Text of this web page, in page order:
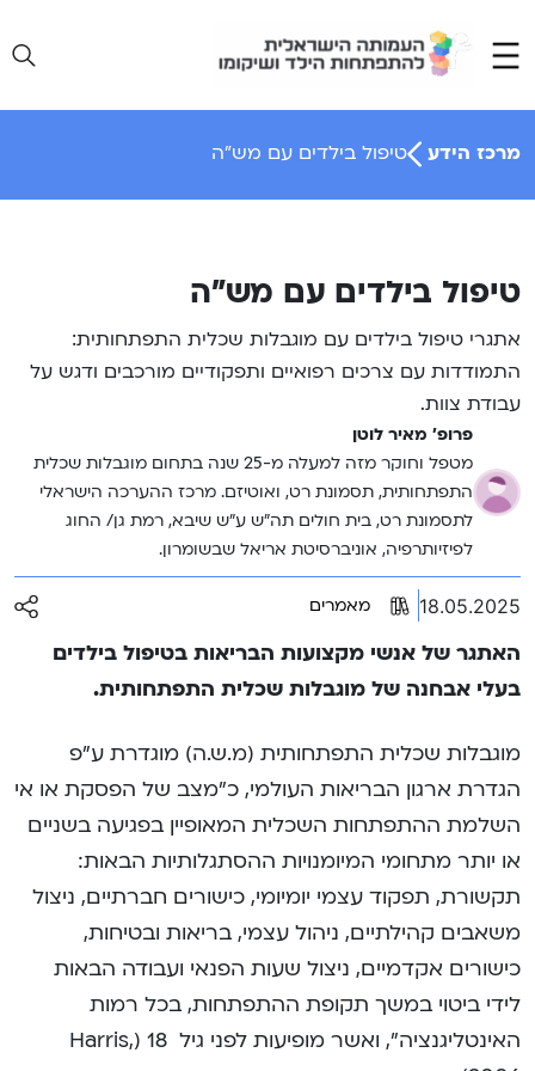
content
מרכז הידע טיפול בילדים עם מש”ה
טיפול בילדים עם מש”ה
אתגרי טיפול בילדים עם מוגבלות שכלית התפתחותית:
התמודדות עם צרכים רפואיים ותפקודיים מורכבים ודגש על
עבודת צוות.
פרופ' מאיר לוטן
מטפל וחוקר מזה למעלה מ-25 שנה בתחום מוגבלות שכלית
התפתחותית, תסמונת רט, ואוטיזם. מרכז ההערכה הישראלי
לתסמונת רט, בית חולים תה”ש ע”ש שיבא, רמת גן/ החוג
לפיזיותרפיה, אוניברסיטת אריאל שבשומרון.
18.05.2025 מאמרים
האתגר של אנשי מקצועות הבריאות בטיפול בילדים
בעלי אבחנה של מוגבלות שכלית התפתחותית.
מוגבלות שכלית התפתחותית (מ.ש.ה) מוגדרת ע”פ
הגדרת ארגון הבריאות העולמי, כ”מצב של הפסקת או אי
השלמת ההתפתחות השכלית המאופיין בפגיעה בשניים
או יותר מתחומי המיומנויות ההסתגלותיות הבאות:
תקשורת, תפקוד עצמי יומיומי, כישורים חברתיים, ניצול
משאבים קהילתיים, ניהול עצמי, בריאות ובטיחות,
כישורים אקדמיים, ניצול שעות הפנאי ועבודה הבאות
לידי ביטוי במשך תקופת ההתפתחות, בכל רמות
האינטליגנציה”, ואשר מופיעות לפני גיל 18 (Harris,